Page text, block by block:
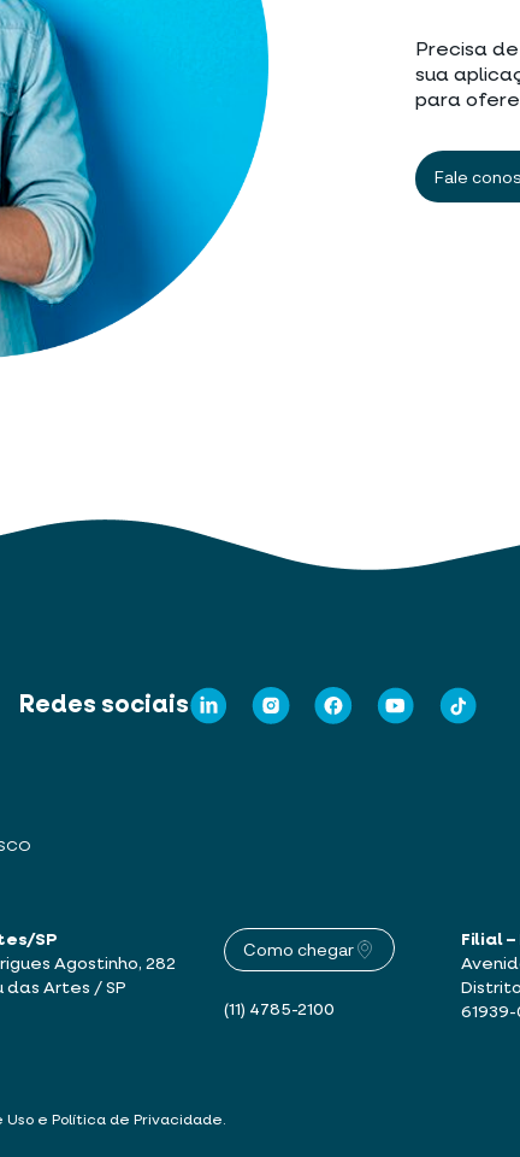
Precisa
sua
para
Fale
Redes sociais
SP
Agostinho, 282
das Artes / SP
Como chegar
(11) 4785-2100
Filial
Uso e Política de Privacidade.